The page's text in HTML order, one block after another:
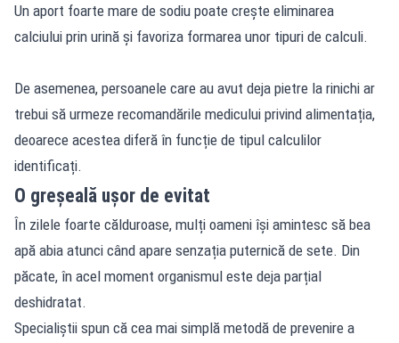
Un aport foarte mare de sodiu poate crește eliminarea
calciului prin urină și favoriza formarea unor tipuri de calculi.
De asemenea, persoanele care au avut deja pietre la rinichi ar
trebui să urmeze recomandările medicului privind alimentația,
deoarece acestea diferă în funcție de tipul calculilor
identificați.
O greșeală ușor de evitat
În zilele foarte călduroase, mulți oameni își amintesc să bea
apă abia atunci când apare senzația puternică de sete. Din
păcate, în acel moment organismul este deja parțial
deshidratat.
Specialiștii spun că cea mai simplă metodă de prevenire a